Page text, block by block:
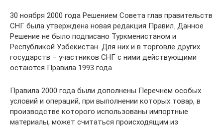
30 ноября 2000 года Решением Совета глав правительств
СНГ была утверждена новая редакция Правил. Данное
Решение не было подписано Туркменистаном и
Республикой Узбекистан. Для них и в торговле других
государств – участников СНГ с ними действующими
остаются Правила 1993 года.
Правила 2000 года были дополнены Перечнем особых
условий и операций, при выполнении которых товар, в
производстве которого использованы импортные
материалы, может считаться происходящим из